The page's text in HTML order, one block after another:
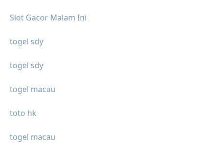
Slot Gacor Malam Ini
togel sdy
togel sdy
togel macau
toto hk
togel macau